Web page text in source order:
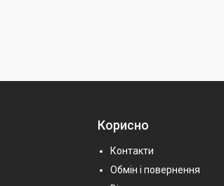
Корисно
Контакти
Обмін і повернення